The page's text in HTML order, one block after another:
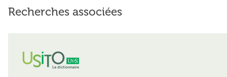
Recherches associées